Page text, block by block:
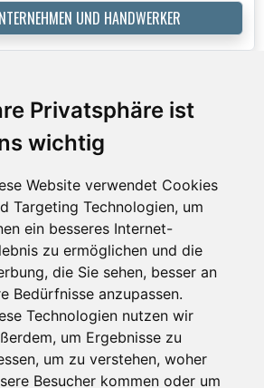
Privatsphäre ist
wichtig
Website verwendet Cookies
Targeting Technologien, um
ein besseres Internet-
zu ermöglichen und die
die Sie sehen, besser an
Bedürfnisse anzupassen.
Technologien nutzen wir
um Ergebnisse zu
um zu verstehen, woher
Besucher kommen oder um
UND HANDWERKER
Republik Österreich Büroentrümpelung
LINKS
Über uns
Wie alles begann
Preisliste
Geschäftsbedingungen
FAQ – für Anbieter
und Marketing
Blog
Impressum
Kontakt